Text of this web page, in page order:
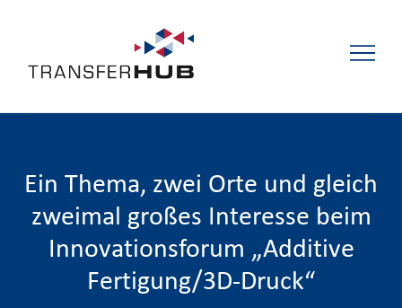
Ein Thema, zwei Orte und gleich
zweimal großes Interesse beim
Innovationsforum „Additive
Fertigung/3D-Druck“